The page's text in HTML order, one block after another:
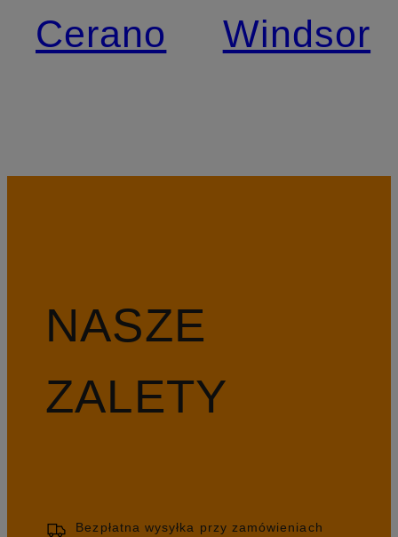
Cerano
Windsor
NASZE
ZALETY
Bezpłatna wysyłka przy zamówieniach